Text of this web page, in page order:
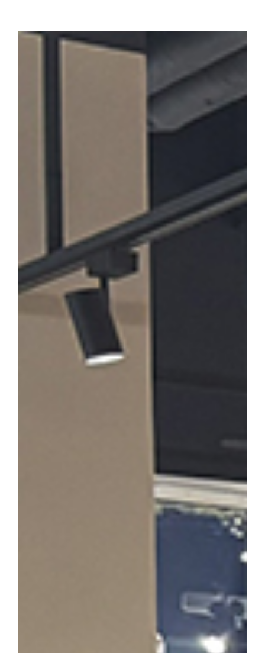
론 형성기 문인의 전개와 문학론」을 발표·토론한다. △유진희 연구
반 소론계 관료 문인의 시문학」을 발표·토론한다. 2부 세션에서
문학 이론」으로 시작된다. 이어 △유명석 연구교수(단국대)와 송
시문학」을 발표·토론한다. △박희인 연구교수(단국대)와 김민학
관과 시적 지향」을 발표·토론한다. △채지수 연구교수(단국대)와
이씨 문인들의 문학론과 한시」를 발표·토론한다. △이황진 교수(
론계 문인의 문학론과 한시」를 발표·토론한다. 윤재환 소장은 "